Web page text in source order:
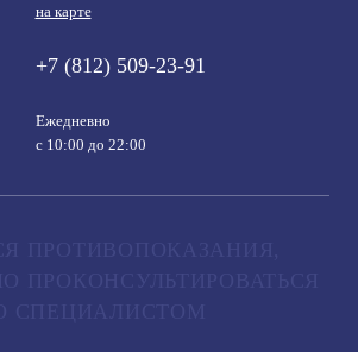
на карте
+7 (812) 509-23-91
Ежедневно
с 10:00 до 22:00